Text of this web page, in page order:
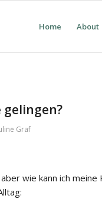
Home About
gelingen?
Graf
wie kann ich